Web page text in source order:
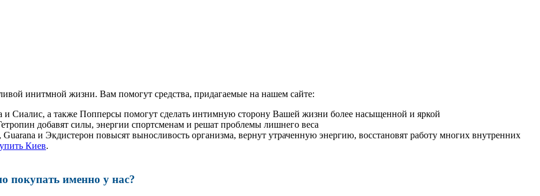
инитмной жизни. Вам помогут средства, придагаемые на нашем сайте:
и Сиалис, а также Попперсы помогут сделать интимную сторону Вашей жизни более насыщенной и яркой
добавят силы, энергии спортсменам и решат проблемы лишнего веса
и Экдистерон повысят выносливость организма, вернут утраченную энергию, восстановят работу многих внутренних
Киев.
покупать именно у нас?